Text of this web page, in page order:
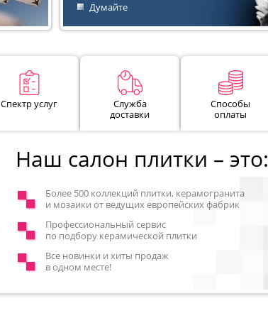
Думайте
Спектр услуг
Служба
доставки
Способы
оплаты
Наш салон плитки – это:
Более 500 коллекций плитки, керамогранита
и мозаики от ведущих европейских фабрик
Профессиональный сервис
по подбору керамической плитки
Все новинки и хиты продаж
в одном месте!